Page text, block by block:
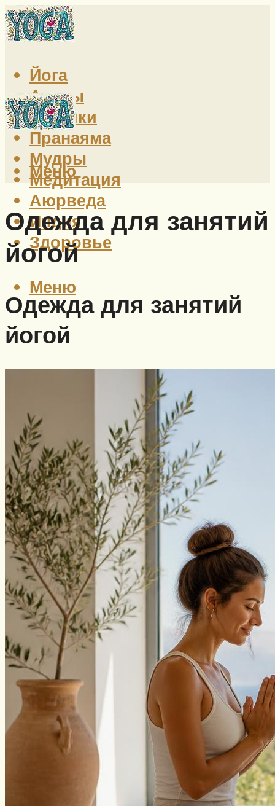
Йога
Асаны
Техники
Пранаяма
Мудры
Медитация
Аюрведа
Индия
Здоровье
Меню
Меню
Одежда для занятий
йогой
Одежда для занятий
йогой